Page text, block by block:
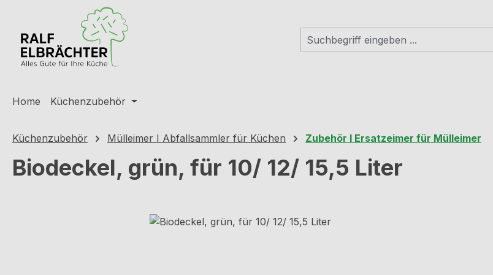
Hauptinhalt springen
Zur Suche springen
Zur Hauptnavigation springen
Home Küchenzubehör
Küchenzubehör Mülleimer I Abfallsammler für Küchen Zubehör I Ersatzeimer für Mülleimer
Biodeckel, grün, für 10/ 12/ 15,5 Liter